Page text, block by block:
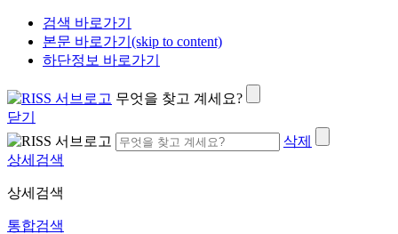
검색 바로가기
본문 바로가기(skip to content)
하단정보 바로가기
무엇을 찾고 계세요?
닫기
삭제
상세검색
상세검색
통합검색